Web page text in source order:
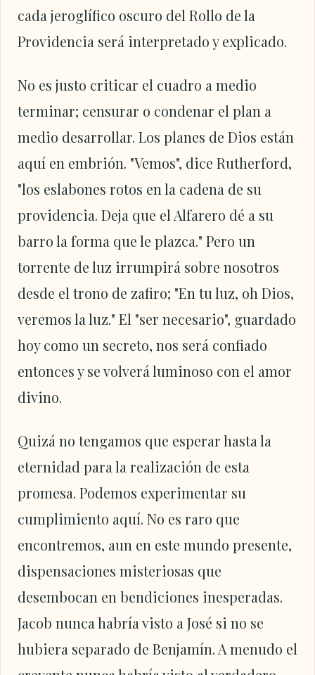
cada jeroglífico oscuro del Rollo de la
Providencia será interpretado y explicado.
No es justo criticar el cuadro a medio
terminar; censurar o condenar el plan a
medio desarrollar. Los planes de Dios están
aquí en embrión. "Vemos", dice Rutherford,
"los eslabones rotos en la cadena de su
providencia. Deja que el Alfarero dé a su
barro la forma que le plazca." Pero un
torrente de luz irrumpirá sobre nosotros
desde el trono de zafiro; "En tu luz, oh Dios,
veremos la luz." El "ser necesario", guardado
hoy como un secreto, nos será confiado
entonces y se volverá luminoso con el amor
divino.
Quizá no tengamos que esperar hasta la
eternidad para la realización de esta
promesa. Podemos experimentar su
cumplimiento aquí. No es raro que
encontremos, aun en este mundo presente,
dispensaciones misteriosas que
desembocan en bendiciones inesperadas.
Jacob nunca habría visto a José si no se
hubiera separado de Benjamín. A menudo el